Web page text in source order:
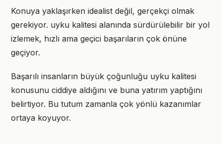
Konuya yaklaşırken idealist değil, gerçekçi olmak
gerekiyor. uyku kalitesi alanında sürdürülebilir bir yol
izlemek, hızlı ama geçici başarıların çok önüne
geçiyor.
Başarılı insanların büyük çoğunluğu uyku kalitesi
konusunu ciddiye aldığını ve buna yatırım yaptığını
belirtiyor. Bu tutum zamanla çok yönlü kazanımlar
ortaya koyuyor.